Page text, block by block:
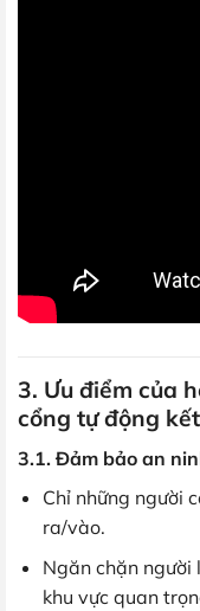
3. Ưu điểm của
cổng tự động
3.1. Đảm bảo an
Chỉ những người
ra/vào.
Ngăn chặn
khu vực quan